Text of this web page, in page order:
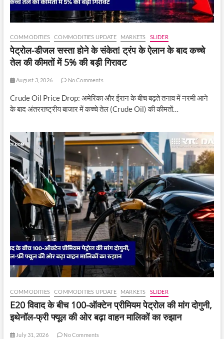
COMMODITIES COMMODITIES UPDATE MARKETS SLIDER
पेट्रोल-डीजल सस्ता होने के संकेत! ट्रंप के ऐलान के बाद कच्चे
तेल की कीमतों में 5% की बड़ी गिरावट
August 3, 2026 No Comments
Crude Oil Price Drop: अमेरिका और ईरान के बीच बढ़ते तनाव में नरमी आने
के बाद अंतरराष्ट्रीय बाजार में कच्चे तेल (Crude Oil) की कीमतों…
COMMODITIES COMMODITIES UPDATE MARKETS SLIDER
E20 विवाद के बीच 100-ऑक्टेन प्रीमियम पेट्रोल की मांग दोगुनी,
इथेनॉल-फ्री फ्यूल की ओर बढ़ा वाहन मालिकों का रुझान
July 31, 2026 No Comments